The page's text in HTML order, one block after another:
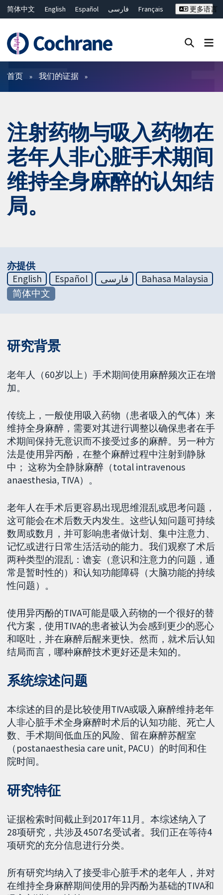
简体中文 English Español فارسی
Français
ไทย
繁體中文
更多语言
过滤
首页 我们的证据
注射药物与吸入药物在
老年人非心脏手术期间
维持全身麻醉的认知结
局。
亦提供
English
Español فارسی
Bahasa Malaysia
简体中文
研究背景
老年人（60岁以上）手术期间使用麻醉频次正在增
加。
传统上，一般使用吸入药物（患者吸入的气体）来
维持全身麻醉，需要对其进行调整以确保患者在手
术期间保持无意识而不接受过多的麻醉。另一种方
法是使用异丙酚，在整个麻醉过程中注射到静脉
中； 这称为全静脉麻醉（total intravenous
anaesthesia, TIVA）。
老年人在手术后更容易出现思维混乱或思考问题，
这可能会在术后数天内发生。这些认知问题可持续
数周或数月，并可影响患者做计划、集中注意力、
记忆或进行日常生活活动的能力。我们观察了术后
两种类型的混乱：谵妄（意识和注意力的问题，通
常是暂时性的）和认知功能障碍（大脑功能的持续
性问题）。
使用异丙酚的TIVA可能是吸入药物的一个很好的替
代方案，使用TIVA的患者被认为会感到更少的恶心
和呕吐，并在麻醉后醒来更快。然而，就术后认知
结局而言，哪种麻醉技术更好还是未知的。
系统综述问题
本综述的目的是比较使用TIVA或吸入麻醉维持老年
人非心脏手术全身麻醉时术后的认知功能、死亡人
数、手术期间低血压的风险、留在麻醉苏醒室
（postanaesthesia care unit, PACU）的时间和住
院时间。
研究特征
证据检索时间截止到2017年11月。本综述纳入了
28项研究，共涉及4507名受试者。我们正在等待4
项研究的充分信息进行分类。
所有研究均纳入了接受非心脏手术的老年人，并对
在维持全身麻醉期间使用的异丙酚为基础的TIVA和